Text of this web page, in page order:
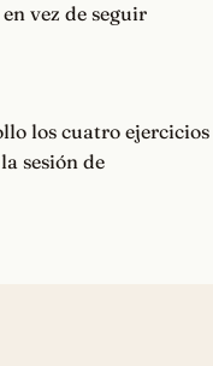
vez de seguir
los cuatro ejercicios
sesión de